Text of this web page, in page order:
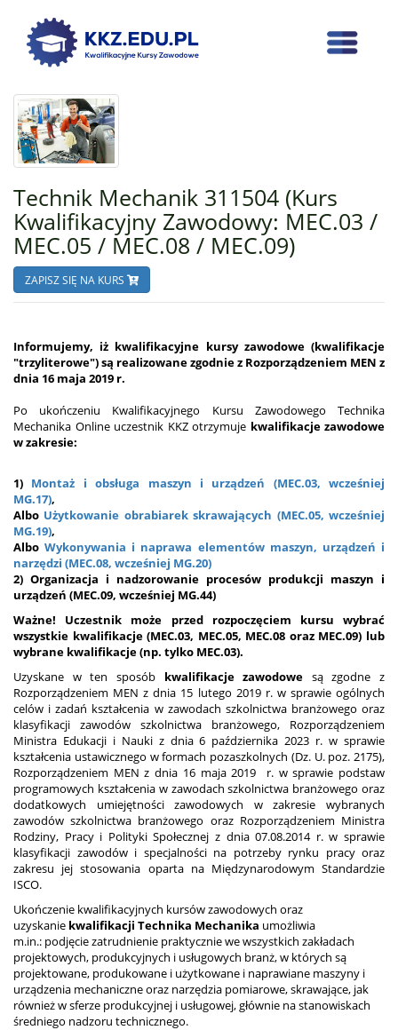
Technik Mechanik 311504 (Kurs
Kwalifikacyjny Zawodowy: MEC.03 /
MEC.05 / MEC.08 / MEC.09)
ZAPISZ SIĘ NA KURS
Informujemy, iż kwalifikacyjne kursy zawodowe (kwalifikacje
"trzyliterowe") są realizowane zgodnie z Rozporządzeniem MEN z
dnia 16 maja 2019 r.
Po ukończeniu Kwalifikacyjnego Kursu Zawodowego Technika
Mechanika Online uczestnik KKZ otrzymuje kwalifikacje zawodowe
w zakresie:
1) Montaż i obsługa maszyn i urządzeń (MEC.03, wcześniej
MG.17),
Albo Użytkowanie obrabiarek skrawających (MEC.05, wcześniej
MG.19),
AlboWykonywania i naprawa elementów maszyn, urządzeń i
narzędzi (MEC.08, wcześniej MG.20)
2) Organizacja i nadzorowanie procesów produkcji maszyn i
urządzeń (MEC.09, wcześniej MG.44)
Ważne! Uczestnik może przed rozpoczęciem kursu wybrać
wszystkie kwalifikacje (MEC.03, MEC.05, MEC.08 oraz MEC.09) lub
wybrane kwalifikacje (np. tylko MEC.03).
Uzyskane w ten sposób kwalifikacje zawodowe są zgodne z
Rozporządzeniem MEN z dnia 15 lutego 2019 r. w sprawie ogólnych
celów i zadań kształcenia w zawodach szkolnictwa branżowego oraz
klasyfikacji zawodów szkolnictwa branżowego, Rozporządzeniem
Ministra Edukacji i Nauki z dnia 6 października 2023 r. w sprawie
kształcenia ustawicznego w formach pozaszkolnych (Dz. U. poz. 2175),
Rozporządzeniem MEN z dnia 16 maja 2019 r. w sprawie podstaw
programowych kształcenia w zawodach szkolnictwa branżowego oraz
dodatkowych umiejętności zawodowych w zakresie wybranych
zawodów szkolnictwa branżowego oraz Rozporządzeniem Ministra
Rodziny, Pracy i Polityki Społecznej z dnia 07.08.2014 r. w sprawie
klasyfikacji zawodów i specjalności na potrzeby rynku pracy oraz
zakresu jej stosowania oparta na Międzynarodowym Standardzie
ISCO.
Ukończenie kwalifikacyjnych kursów zawodowych oraz
uzyskanie kwalifikacji Technika Mechanika umożliwia
m.in.: podjęcie zatrudnienie praktycznie we wszystkich zakładach
projektowych, produkcyjnych i usługowych branż, w których są
projektowane, produkowane i użytkowane i naprawiane maszyny i
urządzenia mechaniczne oraz narzędzia pomiarowe, skrawające, jak
również w sferze produkcyjnej i usługowej, głównie na stanowiskach
średniego nadzoru technicznego.